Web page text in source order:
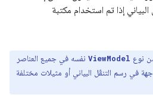
إذا تم استخدام مكتبة
نوع ViewModel نفسه في جميع العناصر
في رسم التنقّل البياني أو مثيلات مختلفة